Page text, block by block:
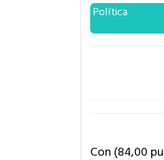
Política
Con (84,00